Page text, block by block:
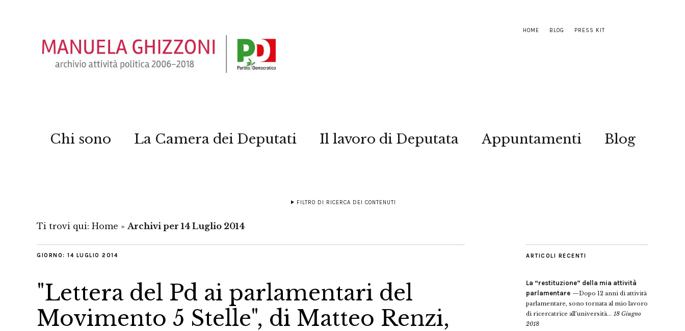
HOME BLOG PRESS KIT
Chi sono La Camera dei Deputati Il lavoro di Deputata Appuntamenti Blog
FILTRO DI RICERCA DEI CONTENUTI
Ti trovi qui: Home » Archivi per 14 Luglio 2014
GIORNO: 14 LUGLIO 2014
"Lettera del Pd ai parlamentari del
Movimento 5 Stelle", di Matteo Renzi,
ARTICOLI RECENTI
La “restituzione” della mia attività
parlamentare
Dopo 12 anni di attività
parlamentare, sono tornata al mio lavoro
di ricercatrice all’università... 18 Giugno
2018